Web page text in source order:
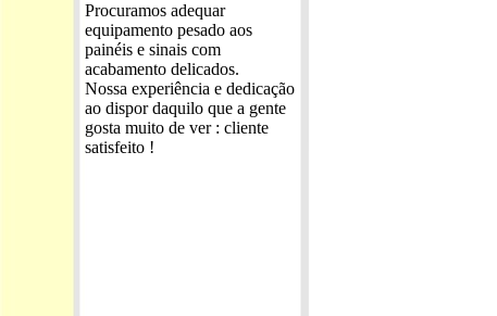
Procuramos adequar
equipamento pesado aos
painéis e sinais com
acabamento delicados.
Nossa experiência e dedicação
ao dispor daquilo que a gente
gosta muito de ver : cliente
satisfeito !